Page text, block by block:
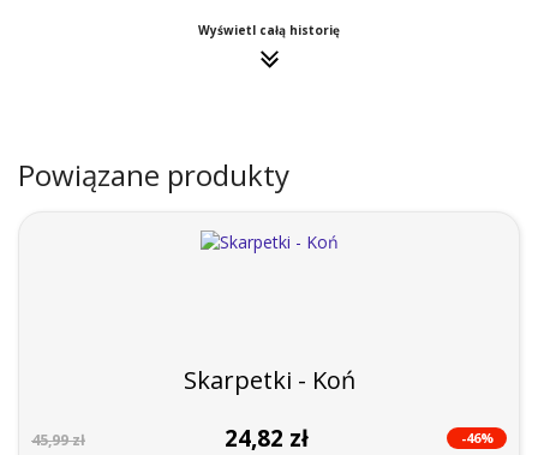
Wyświetl całą historię
Powiązane produkty
Skarpetki - Koń
45,99 zł 24,82 zł -46%